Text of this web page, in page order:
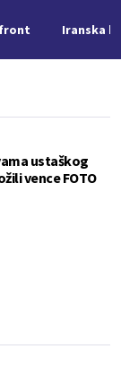
Iranska
ustaškog
vence FOTO